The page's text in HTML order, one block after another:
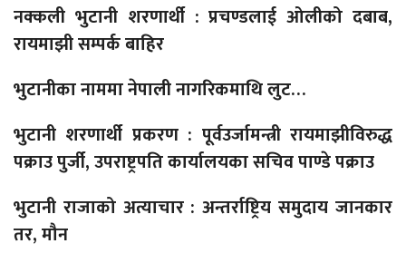
नक्कली भुटानी शरणार्थी : प्रचण्डलाई ओलीको दबाब,
रायमाझी सम्पर्क बाहिर
भुटानीका नाममा नेपाली नागरिकमाथि लुट…
भुटानी शरणार्थी प्रकरण : पूर्वउर्जामन्त्री रायमाझीविरुद्ध
पक्राउ पुर्जी, उपराष्ट्रपति कार्यालयका सचिव पाण्डे पक्राउ
भुटानी राजाको अत्याचार : अन्तर्राष्ट्रिय समुदाय जानकार
तर, मौन